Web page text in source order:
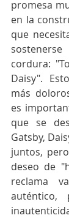
promesa
en la
que
cordura:
Daisy".
más
es
que se
Gatsby,
juntos,
deseo de
reclama